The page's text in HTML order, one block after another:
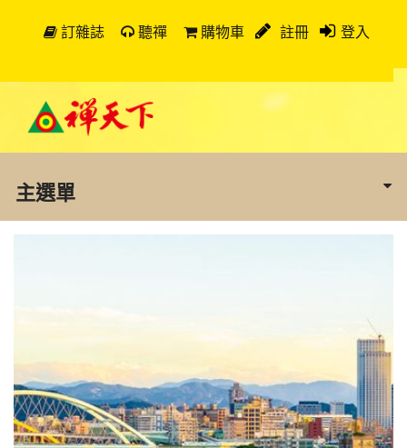
訂雜誌 聽禪 購物車 註冊 登入
主選單